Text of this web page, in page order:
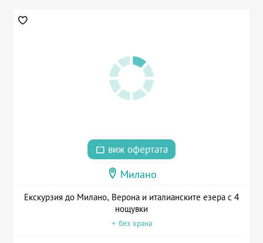
виж офертата
Милано
Екскурзия до Милано, Верона и италианските езера с 4
нощувки
+ без храна